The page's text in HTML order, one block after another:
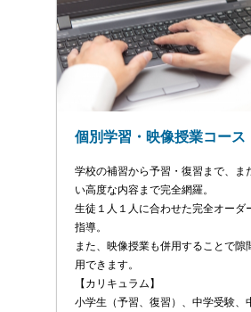
個別学習・映像授業コース
学校の補習から予習・復習まで、ま
い高度な内容まで完全網羅。
生徒１人１人に合わせた完全オーダ
指導。
また、映像授業も併用することで隙
用できます。
【カリキュラム】
小学生（予習、復習）、中学受験、